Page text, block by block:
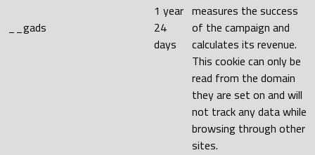
__gads
1 year
24
days
measures the success
of the campaign and
calculates its revenue.
This cookie can only be
read from the domain
they are set on and will
not track any data while
browsing through other
sites.